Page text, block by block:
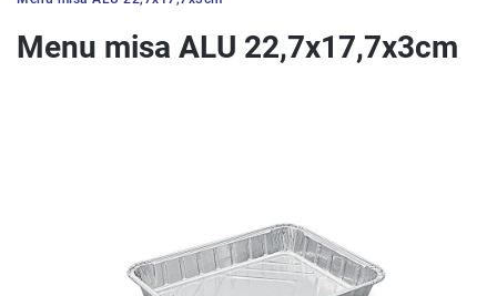
Menu misa ALU 22,7x17,7x3cm